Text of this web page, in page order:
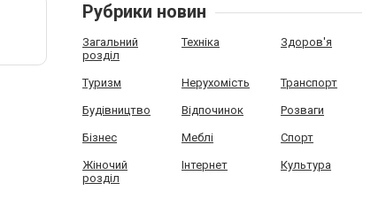
Рубрики новин
Загальний
розділ
Техніка Здоров'я
Туризм Нерухомість Транспорт
Будівництво Відпочинок Розваги
Бізнес Меблі Спорт
Жіночий
розділ
Інтернет Культура